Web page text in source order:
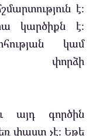
է։
կարծիքն է։
կամ
փորձի
այդ գործին
փաստ չէ։ Եթե